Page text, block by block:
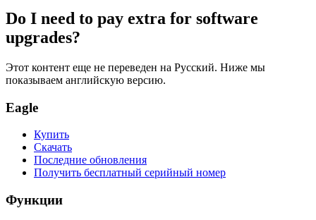
Do I need to pay extra for software
upgrades?
Этот контент еще не переведен на Русский. Ниже мы
показываем английскую версию.
Eagle
Купить
Скачать
Последние обновления
Получить бесплатный серийный номер
Функции